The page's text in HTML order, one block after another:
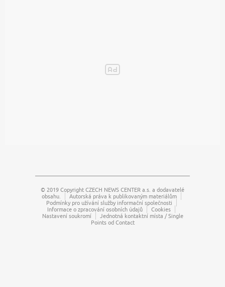
© 2019 Copyright CZECH NEWS CENTER a.s. a dodavatelé
obsahu.
Autorská práva k publikovaným materiálům
Podmínky pro užívání služby informační společnosti
Informace o zpracování osobních údajů
Cookies
Nastavení soukromí
Jednotná kontaktní místa / Single
Points od Contact